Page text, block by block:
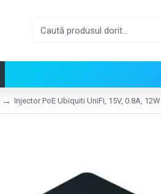
Injector PoE Ubiquiti UniFi, 15V, 0.8A, 12W